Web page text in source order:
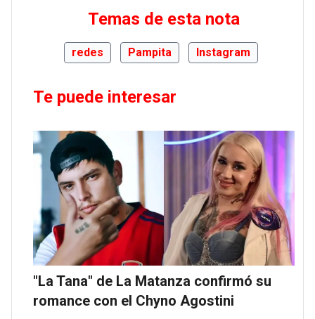
Temas de esta nota
redes Pampita Instagram
Te puede interesar
"La Tana" de La Matanza confirmó su
romance con el Chyno Agostini